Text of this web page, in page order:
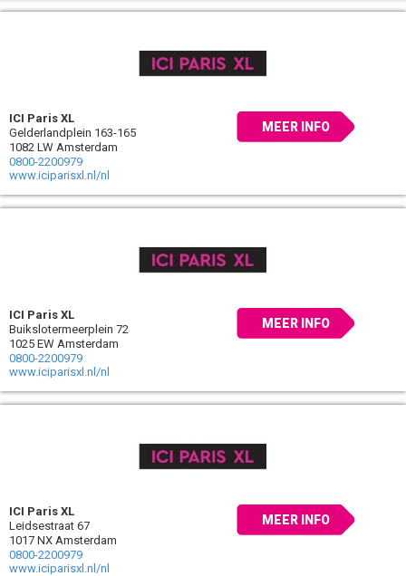
ICI Paris XL
Gelderlandplein 163-165
1082 LW Amsterdam
0800-2200979
www.iciparisxl.nl/nl
MEER INFO
ICI Paris XL
Buikslotermeerplein 72
1025 EW Amsterdam
0800-2200979
www.iciparisxl.nl/nl
MEER INFO
ICI Paris XL
Leidsestraat 67
1017 NX Amsterdam
0800-2200979
www.iciparisxl.nl/nl
MEER INFO